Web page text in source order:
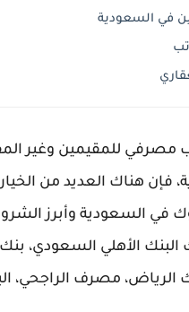
في السعودية
فإن هناك العديد من
في السعودية وأبرز
البنك الأهلي السعودي،
مصرف الراجحي،